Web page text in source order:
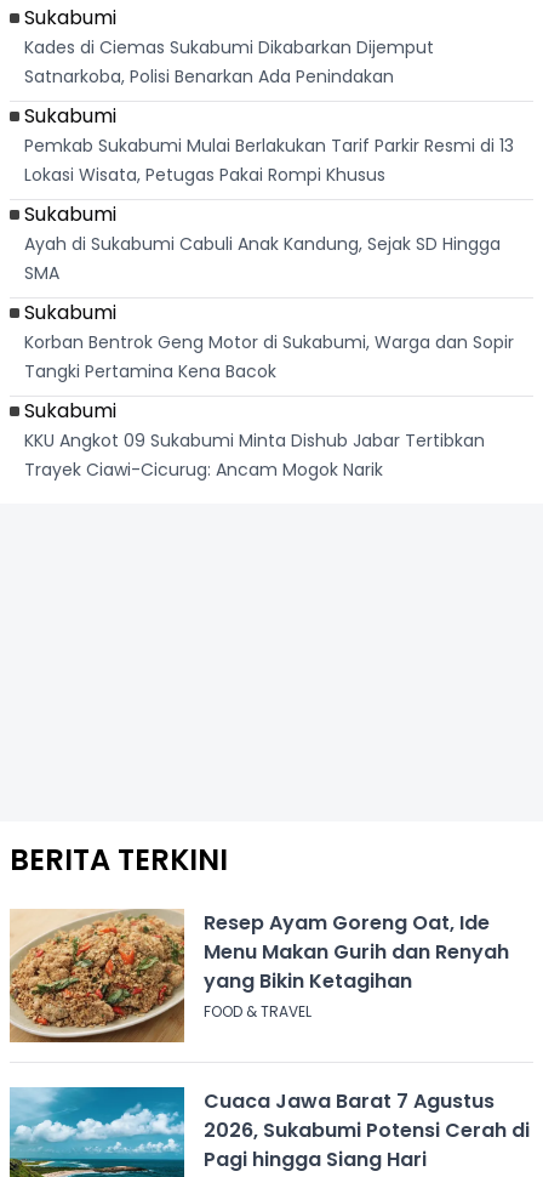
Sukabumi
Kades di Ciemas Sukabumi Dikabarkan Dijemput
Satnarkoba, Polisi Benarkan Ada Penindakan
Sukabumi
Pemkab Sukabumi Mulai Berlakukan Tarif Parkir Resmi di 13
Lokasi Wisata, Petugas Pakai Rompi Khusus
Sukabumi
Ayah di Sukabumi Cabuli Anak Kandung, Sejak SD Hingga
SMA
Sukabumi
Korban Bentrok Geng Motor di Sukabumi, Warga dan Sopir
Tangki Pertamina Kena Bacok
Sukabumi
KKU Angkot 09 Sukabumi Minta Dishub Jabar Tertibkan
Trayek Ciawi-Cicurug: Ancam Mogok Narik
BERITA TERKINI
Resep Ayam Goreng Oat, Ide
Menu Makan Gurih dan Renyah
yang Bikin Ketagihan
FOOD & TRAVEL
Cuaca Jawa Barat 7 Agustus
2026, Sukabumi Potensi Cerah di
Pagi hingga Siang Hari